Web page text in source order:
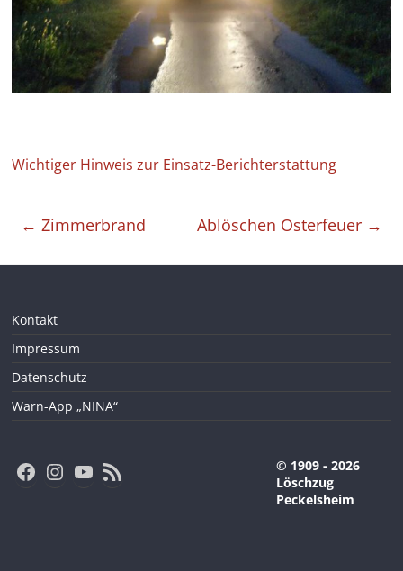
Wichtiger Hinweis zur Einsatz-Berichterstattung
← Zimmerbrand Ablöschen Osterfeuer →
Kontakt
Impressum
Datenschutz
Warn-App „NINA“
Facebook Instagram YouTube RSS-Feed
© 1909 - 2026
Löschzug
Peckelsheim